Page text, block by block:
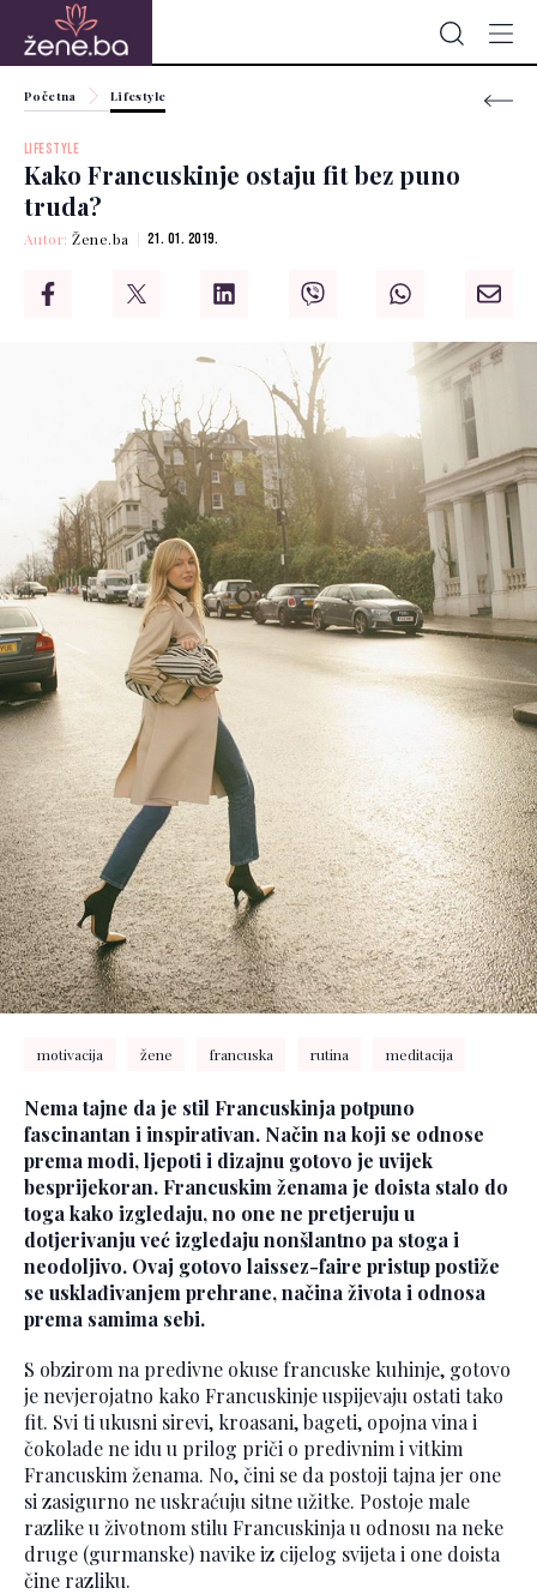
Početna Lifestyle
LIFESTYLE
Kako Francuskinje ostaju fit bez puno
truda?
Autor:Žene.ba 21. 01. 2019.
motivacija žene francuska rutina meditacija
Nema tajne da je stil Francuskinja potpuno
fascinantan i inspirativan. Način na koji se odnose
prema modi, ljepoti i dizajnu gotovo je uvijek
besprijekoran. Francuskim ženama je doista stalo do
toga kako izgledaju, no one ne pretjeruju u
dotjerivanju već izgledaju nonšlantno pa stoga i
neodoljivo. Ovaj gotovo laissez-faire pristup postiže
se usklađivanjem prehrane, načina života i odnosa
prema samima sebi.
S obzirom na predivne okuse francuske kuhinje, gotovo
je nevjerojatno kako Francuskinje uspijevaju ostati tako
fit. Svi ti ukusni sirevi, kroasani, bageti, opojna vina i
čokolade ne idu u prilog priči o predivnim i vitkim
Francuskim ženama. No, čini se da postoji tajna jer one
si zasigurno ne uskraćuju sitne užitke. Postoje male
razlike u životnom stilu Francuskinja u odnosu na neke
druge (gurmanske) navike iz cijelog svijeta i one doista
čine razliku.